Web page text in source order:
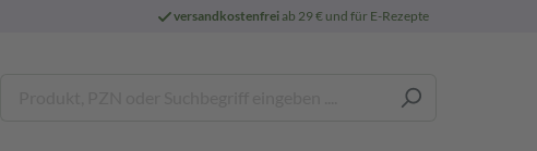
versandkostenfreiab 29 € und für E-Rezepte